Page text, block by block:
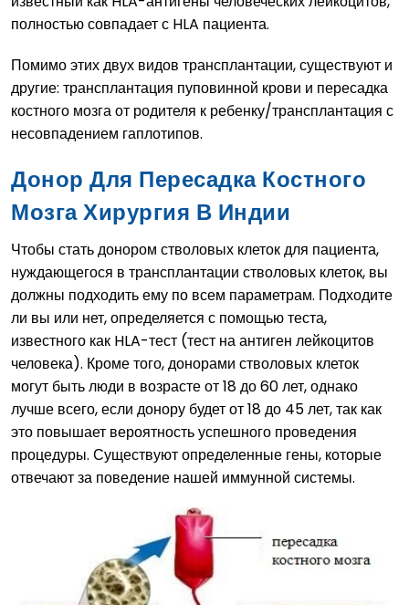
полностью совпадает с HLA пациента.
Помимо этих двух видов трансплантации, существуют и
другие: трансплантация пуповинной крови и пересадка
костного мозга от родителя к ребенку/трансплантация с
несовпадением гаплотипов.
Донор Для Пересадка Костного
Мозга Хирургия В Индии
Чтобы стать донором стволовых клеток для пациента,
нуждающегося в трансплантации стволовых клеток, вы
должны подходить ему по всем параметрам. Подходите
ли вы или нет, определяется с помощью теста,
известного как HLA-тест (тест на антиген лейкоцитов
человека). Кроме того, донорами стволовых клеток
могут быть люди в возрасте от 18 до 60 лет, однако
лучше всего, если донору будет от 18 до 45 лет, так как
это повышает вероятность успешного проведения
процедуры. Существуют определенные гены, которые
отвечают за поведение нашей иммунной системы.